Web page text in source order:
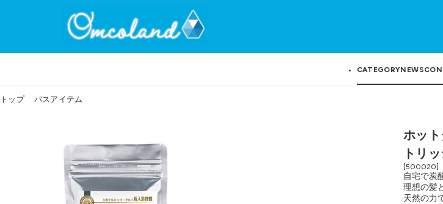
CATEGORYNEWS
トップ バスアイテム
ホッ
トリ
[500020]
自宅で炭
理想の髪
天然の力